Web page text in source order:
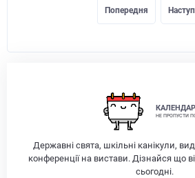
Попередня
НЕ ПРОПУСТИ
Державні свята, шкільні канікули,
конференції на вистави. Дізнайся що
сьогодні.